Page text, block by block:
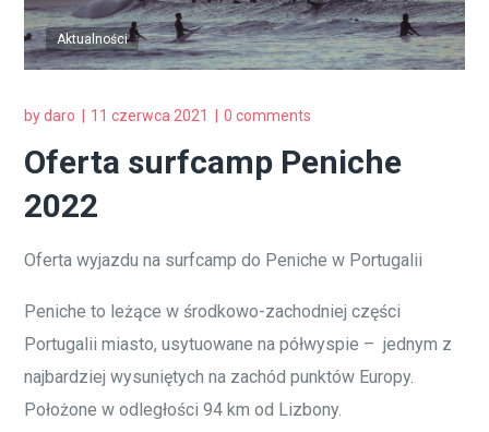
Aktualności
bydaro 11 czerwca 2021 0 comments
Oferta surfcamp Peniche
2022
Oferta wyjazdu na surfcamp do Peniche w Portugalii
Peniche to leżące w środkowo-zachodniej części
Portugalii miasto, usytuowane na półwyspie – jednym z
najbardziej wysuniętych na zachód punktów Europy.
Położone w odległości 94 km od Lizbony.